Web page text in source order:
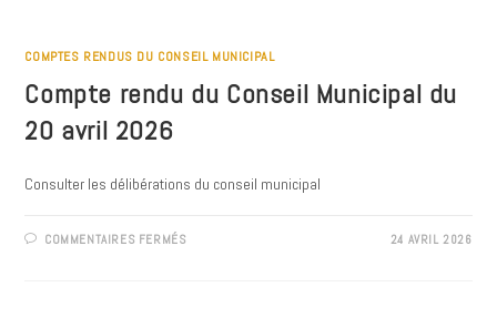
27
2026
COMPTES RENDUS DU CONSEIL MUNICIPAL
Compte rendu du Conseil Municipal du
20 avril 2026
Consulter les délibérations du conseil municipal
COMMENTAIRES FERMÉSSUR 24 AVRIL 2026